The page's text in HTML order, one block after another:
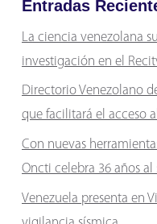
Entradas
La ciencia venezolana
investigación en el
Directorio Venezolano
que facilitará el acceso
Con nuevas
Oncti celebra 36 años
Venezuela presenta en